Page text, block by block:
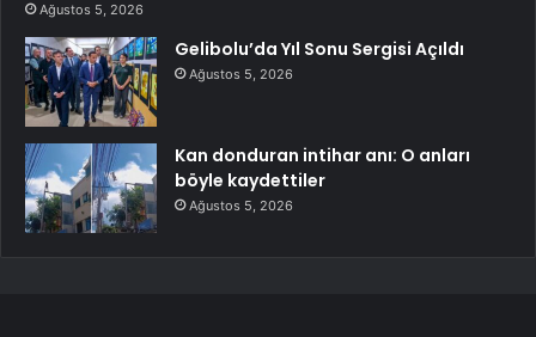
Ağustos 5, 2026
Gelibolu’da Yıl Sonu Sergisi Açıldı
Ağustos 5, 2026
Kan donduran intihar anı: O anları
böyle kaydettiler
Ağustos 5, 2026